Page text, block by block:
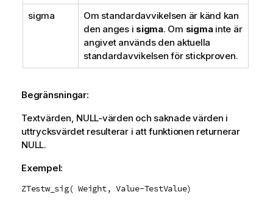
sigma
Om standardavvikelsen är känd kan
den anges i sigma. Om sigmainte är
angivet används den aktuella
standardavvikelsen för stickproven.
Begränsningar:
Textvärden, NULL-värden och saknade värden i
uttrycksvärdet resulterar i att funktionen returnerar
NULL.
Exempel:
ZTestw_sig( Weight, Value-TestValue)